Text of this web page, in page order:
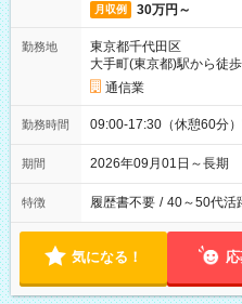
月収例 30万円～
勤務地
東京都千代田区
大手町(東京都)駅から徒
通信業
勤務時間 09:00-17:30（休憩60分
期間 2026年09月01日～長
特徴 履歴書不要 / 40～50代活
気になる！